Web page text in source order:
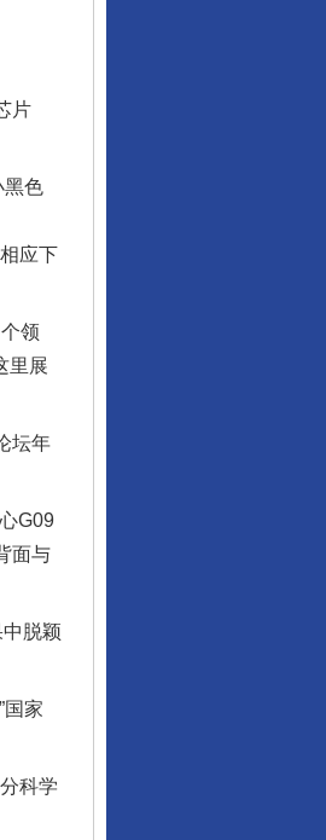
片
黑色
应下
领
里展
坛年
G09
面与
脱颖
家
科学